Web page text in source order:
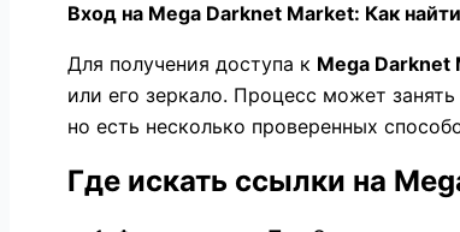
Вход на Mega Darknet Market: Как
Для получения доступа к Mega Darknet
или его зеркало. Процесс может
но есть несколько проверенных
Где искать ссылки на